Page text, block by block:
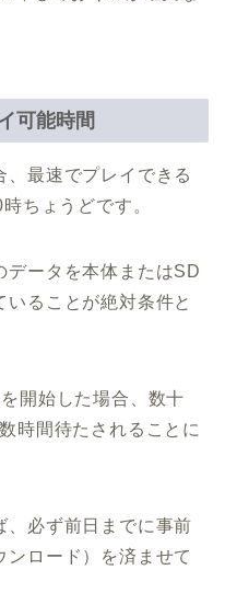
可能時間
、最速でプレイできる
ちょうどです。
データを本体またはSD
いることが絶対条件と
開始した場合、数十
時間待たされることに
、必ず前日までに事前
ンロード）を済ませて